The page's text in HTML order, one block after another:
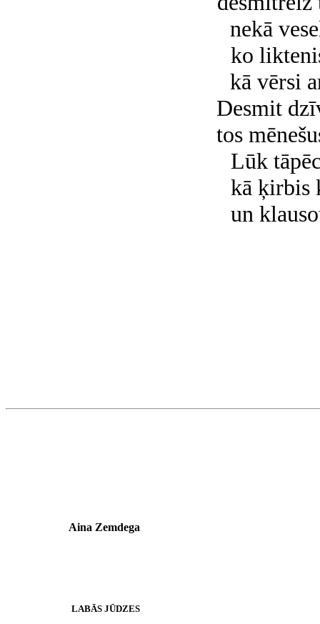
nekā
ko
kā vērsi
Desmit
tos
Lūk
kā ķirbis
un
Aina Zemdega
LABĀS JŪDZES